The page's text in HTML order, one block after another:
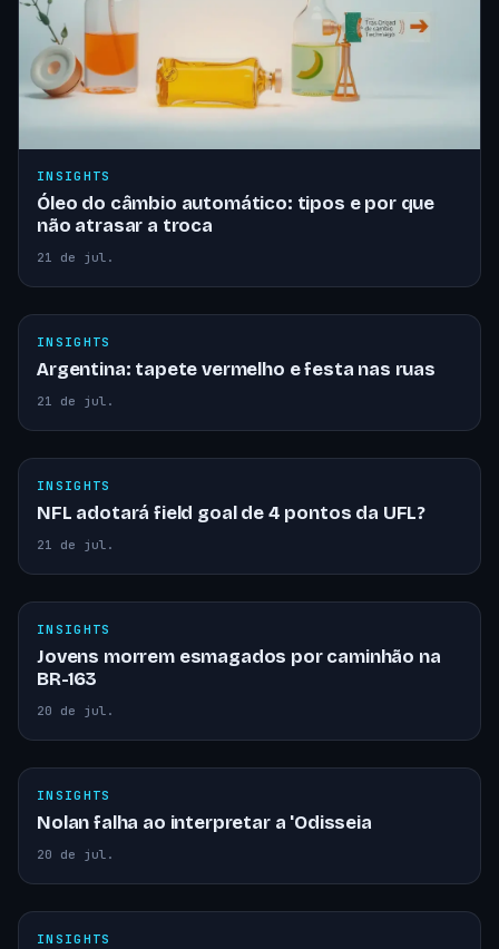
INSIGHTS
Óleo do câmbio automático: tipos e por que
não atrasar a troca
21 de jul.
INSIGHTS
Argentina: tapete vermelho e festa nas ruas
21 de jul.
INSIGHTS
NFL adotará field goal de 4 pontos da UFL?
21 de jul.
INSIGHTS
Jovens morrem esmagados por caminhão na
BR-163
20 de jul.
INSIGHTS
Nolan falha ao interpretar a 'Odisseia
20 de jul.
INSIGHTS